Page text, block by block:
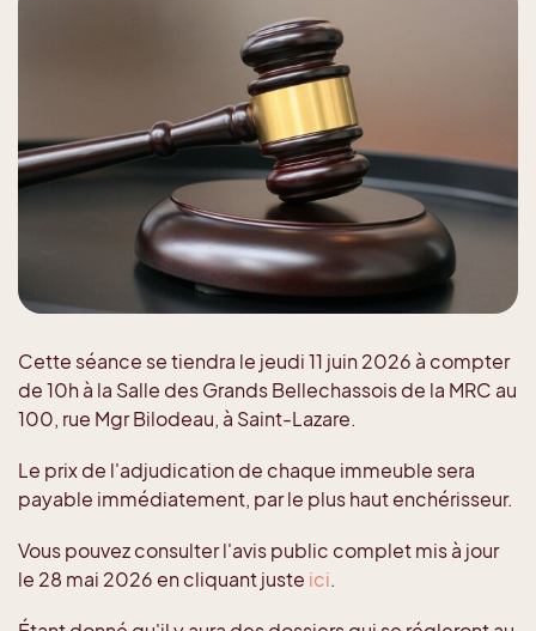
Cette séance se tiendra le jeudi 11 juin 2026 à compter
de 10h à la Salle des Grands Bellechassois de la MRC au
100, rue Mgr Bilodeau, à Saint-Lazare.
Le prix de l'adjudication de chaque immeuble sera
payable immédiatement, par le plus haut enchérisseur.
Vous pouvez consulter l'avis public complet mis à jour
le 28 mai 2026 en cliquant juste ici.